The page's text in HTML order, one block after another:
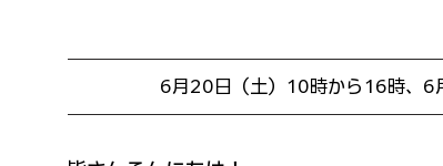
6月20日（土）10時から16時、6